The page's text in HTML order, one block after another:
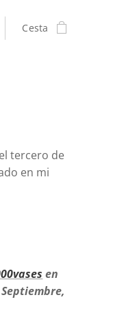
Cesta
tercero de
en mi
en